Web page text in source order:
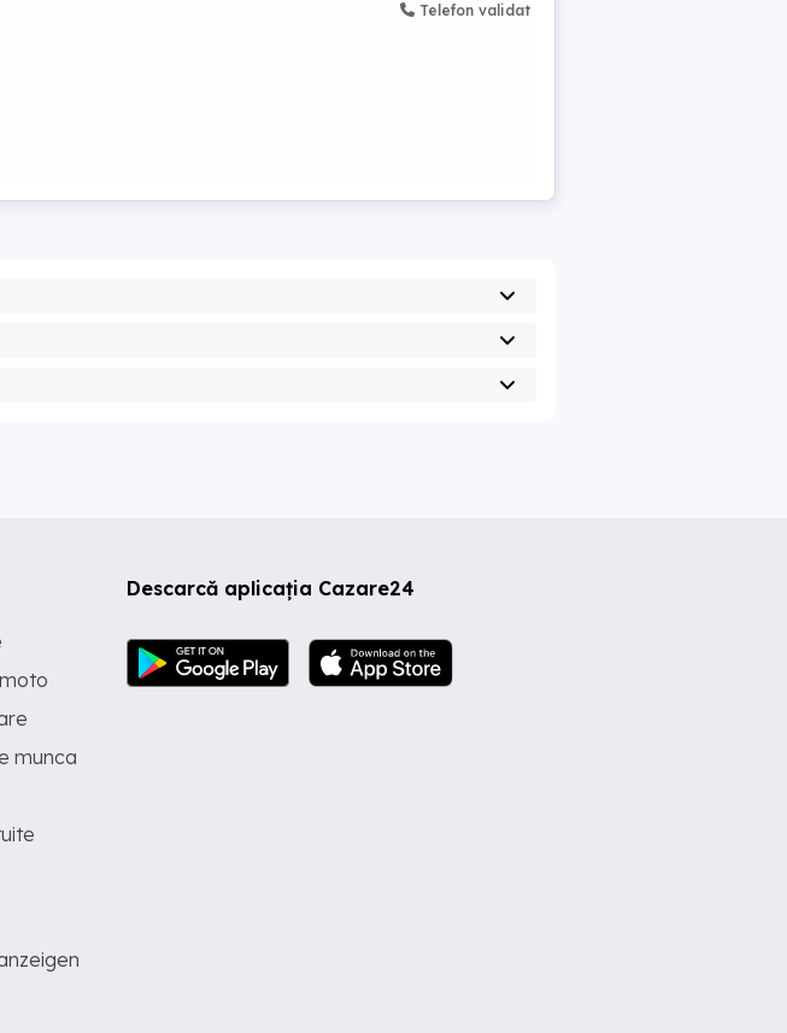
Telefon validat
Descarcă aplicația Cazare24
munca